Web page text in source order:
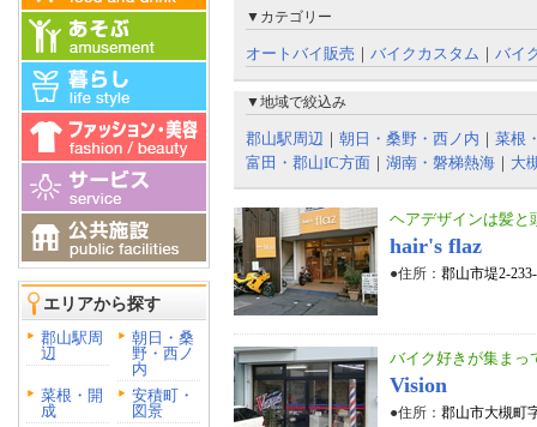
エリアから探す
郡山駅周
辺
朝日・桑
野・西ノ
内
菜根・開
成
安積町・
図景
▼カテゴリー
オートバイ販売 ｜ バイクカスタム ｜ バイ
▼地域で絞込み
郡山駅周辺 ｜ 朝日・桑野・西ノ内 ｜ 菜根
富田・郡山IC方面 ｜ 湖南・磐梯熱海 ｜ 大
ヘアデザインは髪と
hair's flaz
●住所： 郡山市堤2-
バイク好きが集まっ
Vision
●住所： 郡山市大槻町